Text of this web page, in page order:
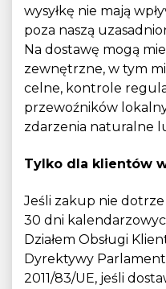
wysyłkę nie mają
poza naszą
Na dostawę mogą
zewnętrzne, w tym
celne, kontrole
przewoźników
zdarzenia naturalne
Tylko dla klientów
Jeśli zakup nie
30 dni
Działem Obsługi
Dyrektywy
2011/83/UE, jeśli